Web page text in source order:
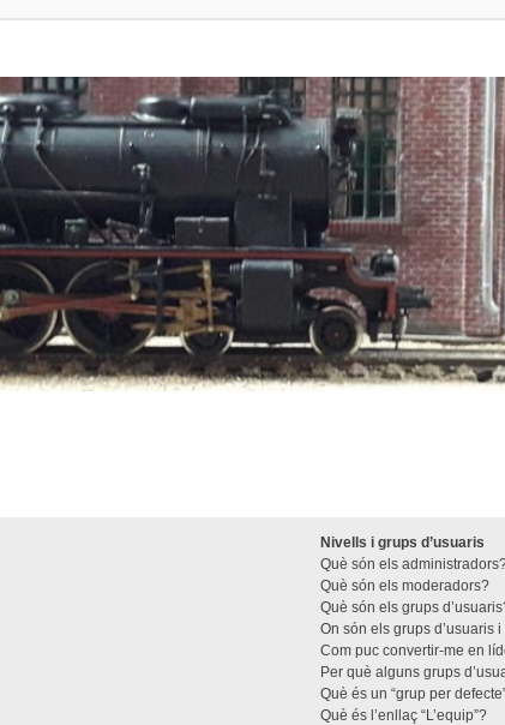
Nivells i grups d’usuaris
Què són els
Què són els moderadors?
Què són els grups
On són els grups d’usuaris
Com puc convertir-me en
Per què alguns grups
Què és un “grup per
Què és l’enllaç “L’equip”?